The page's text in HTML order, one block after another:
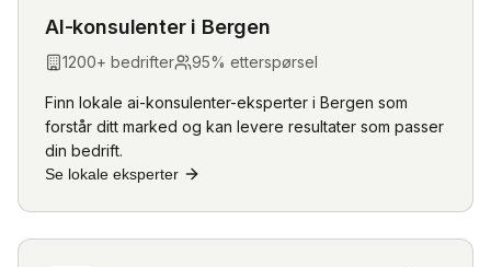
AI-konsulenteri Bergen
1200+ bedrifter 95% etterspørsel
Finn lokale ai-konsulenter-eksperter i Bergen som
forstår ditt marked og kan levere resultater som passer
din bedrift.
Se lokale eksperter